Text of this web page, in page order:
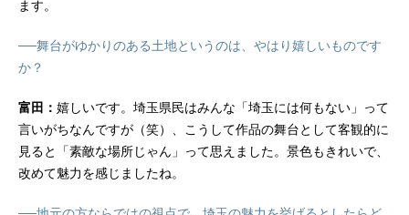
ます。
──舞台がゆかりのある土地というのは、やはり嬉しいものです
か？
富田： 嬉しいです。埼玉県民はみんな「埼玉には何もない」って
言いがちなんですが（笑）、こうして作品の舞台として客観的に
見ると「素敵な場所じゃん」って思えました。景色もきれいで、
改めて魅力を感じましたね。